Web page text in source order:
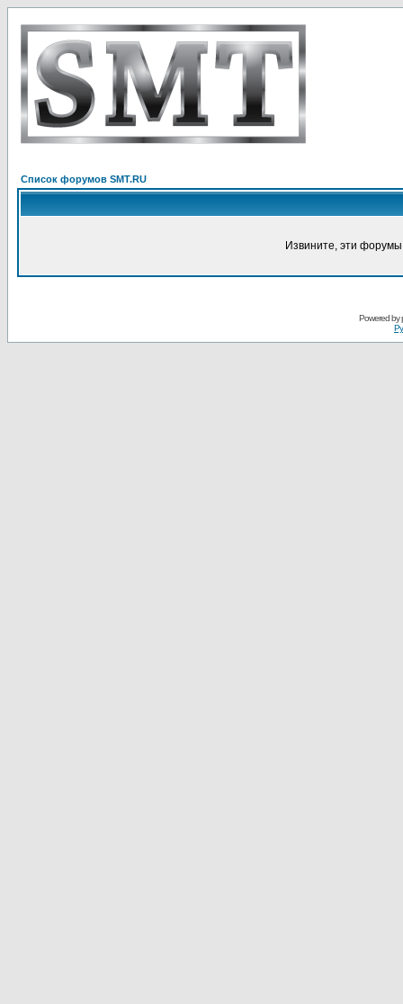
Список форумов SMT.RU
Извините, эти
Powered by